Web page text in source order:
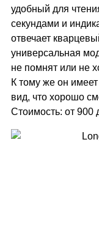
удобный для
секундами и
отвечает
универсальная
не помнят или не
К тому же он
вид, что хорошо
Стоимость: от 900